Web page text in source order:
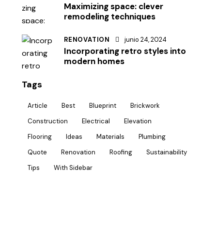
Maximizing space: clever
remodeling techniques
RENOVATION junio 24, 2024
Incorporating retro styles into
modern homes
Tags
Article Best Blueprint
Brickwork
Construction
Electrical
Elevation
Flooring
Ideas Materials
Plumbing
Quote
Renovation Roofing
Sustainability
Tips
With Sidebar